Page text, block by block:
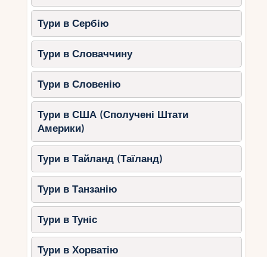
Тури в Сербію
Тури в Словаччину
Тури в Словенію
Тури в США (Сполучені Штати
Америки)
Тури в Тайланд (Таїланд)
Тури в Танзанію
Тури в Туніс
Тури в Хорватію